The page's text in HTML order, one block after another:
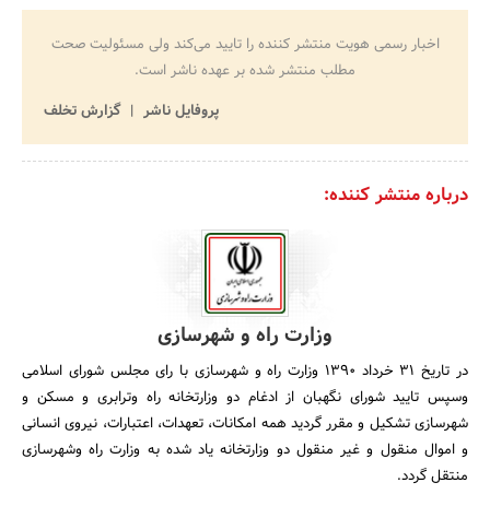
اخبار رسمی هویت منتشر کننده را تایید می‌کند ولی مسئولیت صحت
مطلب منتشر شده بر عهده ناشر است.
پروفایل ناشر
گزارش تخلف
درباره منتشر کننده:
وزارت راه و شهرسازی
در تاریخ 31 خرداد 1390 وزارت راه و شهرسازی با رای مجلس شورای اسلامی
وسپس تایید شورای نگهبان از ادغام دو وزارتخانه راه وترابری و مسکن و
شهرسازی تشکیل و مقرر گردید همه امکانات، تعهدات، اعتبارات، نیروی انسانی
و اموال منقول و غیر منقول دو وزارتخانه یاد شده به وزارت راه وشهرسازی
منتقل گردد.